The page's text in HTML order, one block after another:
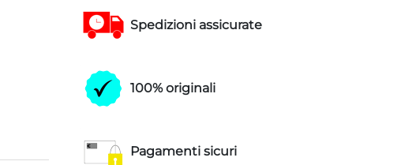
Spedizioni assicurate
100% originali
Pagamenti sicuri